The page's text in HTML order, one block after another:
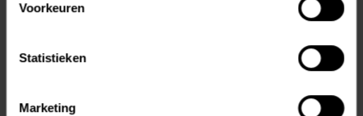
Voorkeuren
Statistieken
Marketing